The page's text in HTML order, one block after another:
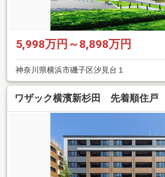
5,998万円～8,898万円
神奈川県横浜市磯子区汐見台１
ワザック横濱新杉田 先着順住戸